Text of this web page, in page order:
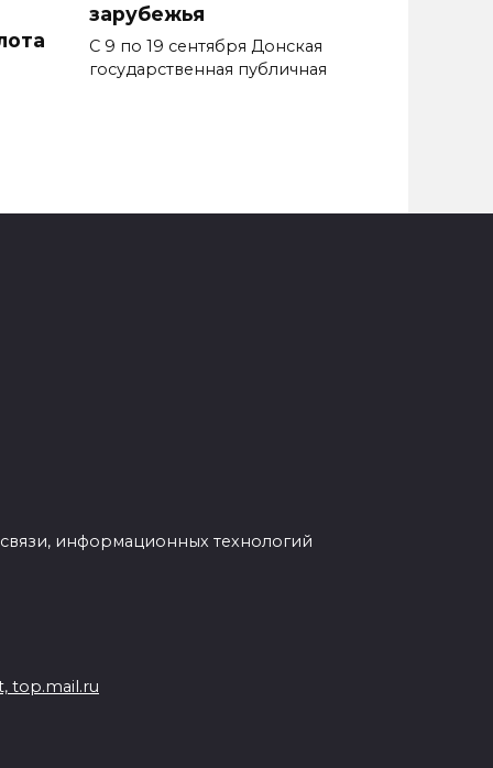
зарубежья
С 9 по 19 сентября Донская
государственная публичная
информационных технологий
top.mail.ru